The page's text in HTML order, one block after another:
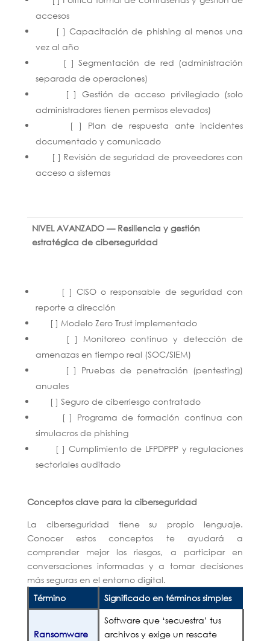
accesos
[ ] Capacitación de phishing al menos una
vez al año
[ ] Segmentación de red (administración
separada de operaciones)
[ ] Gestión de acceso privilegiado (solo
administradores tienen permisos elevados)
[ ] Plan de respuesta ante incidentes
documentado y comunicado
[ ] Revisión de seguridad de proveedores con
acceso a sistemas
NIVEL AVANZADO — Resiliencia y gestión
estratégica de ciberseguridad
[ ] CISO o responsable de seguridad con
reporte a dirección
[ ] Modelo Zero Trust implementado
[ ] Monitoreo continuo y detección de
amenazas en tiempo real (SOC/SIEM)
[ ] Pruebas de penetración (pentesting)
anuales
[ ] Seguro de ciberriesgo contratado
[ ] Programa de formación continua con
simulacros de phishing
[ ] Cumplimiento de LFPDPPP y regulaciones
sectoriales auditado
Conceptos clave para la ciberseguridad
La ciberseguridad tiene su propio lenguaje.
Conocer estos conceptos te ayudará a
comprender mejor los riesgos, a participar en
conversaciones informadas y a tomar decisiones
más seguras en el entorno digital.
Término
Significado en términos simples
Ransomware
Software que ‘secuestra’ tus
archivos y exige un rescate